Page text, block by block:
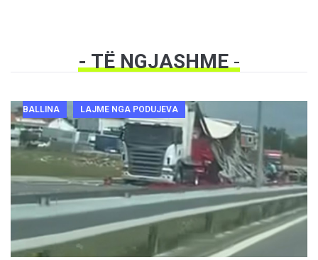
- TË NGJASHME-
BALLINA LAJME NGA PODUJEVA